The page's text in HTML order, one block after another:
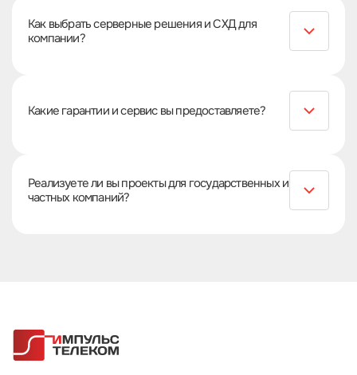
внедряем новые серверы, хранилища и сетевое
оборудование без остановки бизнес-процессов.
Как выбрать серверные решения и СХД для
компании?
корпоративные хранилища на основе анализа
нагрузки, требований к безопасности и
масштабируемости IТ-инфраструктуры.
Какие гарантии и сервис вы предоставляете?
обслуживание и плановую замену комплектующих.
Реализуете ли вы проекты для государственных и
частных компаний?